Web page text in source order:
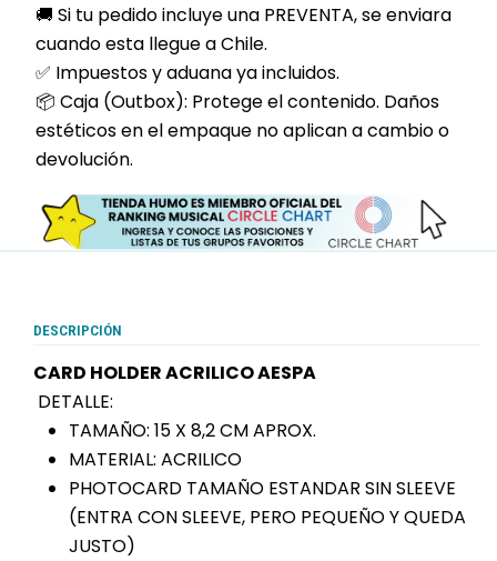
🚚 Si tu pedido incluye una PREVENTA, se enviara
cuando esta llegue a Chile.
✅ Impuestos y aduana ya incluidos.
📦 Caja (Outbox): Protege el contenido. Daños
estéticos en el empaque no aplican a cambio o
devolución.
DESCRIPCIÓN
CARD HOLDER ACRILICO AESPA
DETALLE:
TAMAÑO: 15 X 8,2 CM APROX.
MATERIAL: ACRILICO
PHOTOCARD TAMAÑO ESTANDAR SIN SLEEVE
(ENTRA CON SLEEVE, PERO PEQUEÑO Y QUEDA
JUSTO)